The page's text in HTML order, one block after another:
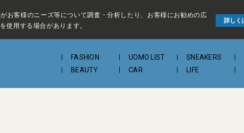
お客様のニーズ等について調査・分析したり、お客様にお勧めの広
使用する場合があります。
詳しく
FASHION UOMO LIST SNEAKERS
BEAUTY
CAR LIFE